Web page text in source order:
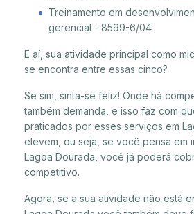
Treinamento em
gerencial - 8599-6/04
E aí, sua atividade principal como
se encontra entre essas cinco?
Se sim, sinta-se feliz! Onde há
também demanda, e isso faz com
praticados por esses serviços em
elevem, ou seja, se você pensa em
Lagoa Dourada, você já poderá
competitivo.
Agora, se a sua atividade não está